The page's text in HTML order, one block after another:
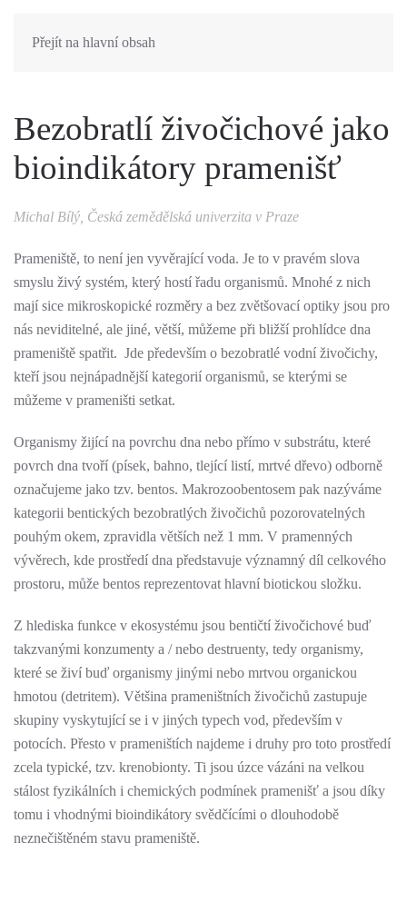
Přejít na hlavní obsah
Bezobratlí živočichové jako
bioindikátory pramenišť
Michal Bílý, Česká zemědělská univerzita v Praze
Prameniště, to není jen vyvěrající voda. Je to v pravém slova
smyslu živý systém, který hostí řadu organismů. Mnohé z nich
mají sice mikroskopické rozměry a bez zvětšovací optiky jsou pro
nás neviditelné, ale jiné, větší, můžeme při bližší prohlídce dna
prameniště spatřit. Jde především o bezobratlé vodní živočichy,
kteří jsou nejnápadnější kategorií organismů, se kterými se
můžeme v prameništi setkat.
Organismy žijící na povrchu dna nebo přímo v substrátu, které
povrch dna tvoří (písek, bahno, tlející listí, mrtvé dřevo) odborně
označujeme jako tzv. bentos. Makrozoobentosem pak nazýváme
kategorii bentických bezobratlých živočichů pozorovatelných
pouhým okem, zpravidla větších než 1 mm. V pramenných
vývěrech, kde prostředí dna představuje významný díl celkového
prostoru, může bentos reprezentovat hlavní biotickou složku.
Z hlediska funkce v ekosystému jsou bentičtí živočichové buď
takzvanými konzumenty a / nebo destruenty, tedy organismy,
které se živí buď organismy jinými nebo mrtvou organickou
hmotou (detritem). Většina prameništních živočichů zastupuje
skupiny vyskytující se i v jiných typech vod, především v
potocích. Přesto v prameništích najdeme i druhy pro toto prostředí
zcela typické, tzv. krenobionty. Ti jsou úzce vázáni na velkou
stálost fyzikálních i chemických podmínek pramenišť a jsou díky
tomu i vhodnými bioindikátory svědčícími o dlouhodobě
neznečištěném stavu prameniště.